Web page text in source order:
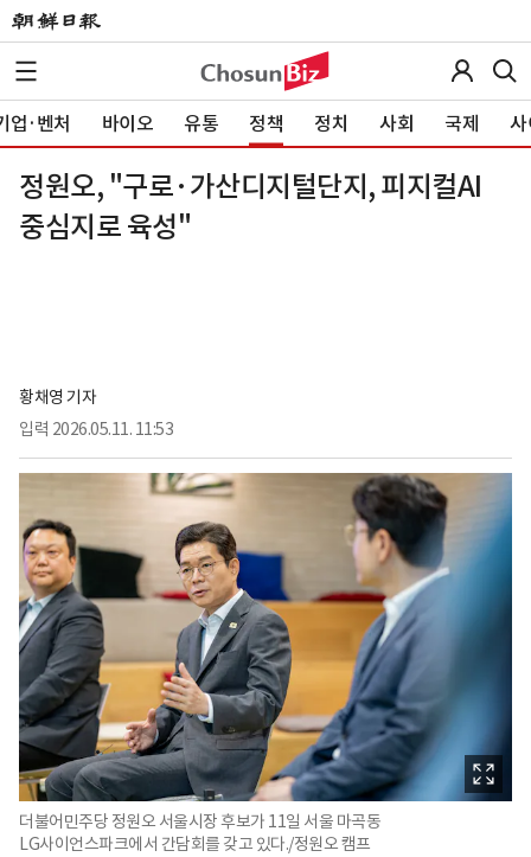
업·벤처 바이오 유통 정책 정치 사회 국제 사
정원오, "구로·가산디지털단지, 피지컬AI
중심지로 육성"
황채영 기자
입력 2026.05.11. 11:53
더불어민주당 정원오 서울시장 후보가 11일 서울 마곡동
LG사이언스파크에서 간담회를 갖고 있다./정원오 캠프